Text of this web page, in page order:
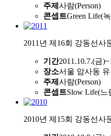
주제 사람(Person)
콘셉트Green Life(
2011년 제16회 강동선사
기간2011.10.7.(금
장소서울 암사동 유
주제 사람(Person)
콘셉트Slow Life(느
2010년 제15회 강동선사